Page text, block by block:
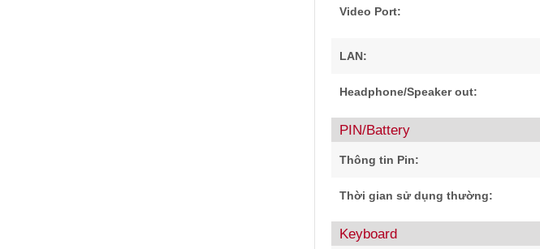
Video Port:
LAN:
Headphone/Speaker out:
PIN/Battery
Thông tin Pin:
Thời gian sử dụng thường:
Keyboard